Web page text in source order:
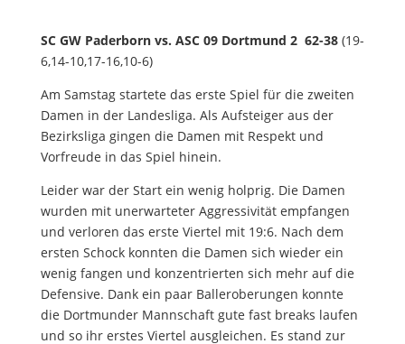
SC GW Paderborn vs. ASC 09 Dortmund 2 62-38(19-
6,14-10,17-16,10-6)
Am Samstag startete das erste Spiel für die zweiten
Damen in der Landesliga. Als Aufsteiger aus der
Bezirksliga gingen die Damen mit Respekt und
Vorfreude in das Spiel hinein.
Leider war der Start ein wenig holprig. Die Damen
wurden mit unerwarteter Aggressivität empfangen
und verloren das erste Viertel mit 19:6. Nach dem
ersten Schock konnten die Damen sich wieder ein
wenig fangen und konzentrierten sich mehr auf die
Defensive. Dank ein paar Balleroberungen konnte
die Dortmunder Mannschaft gute fast breaks laufen
und so ihr erstes Viertel ausgleichen. Es stand zur